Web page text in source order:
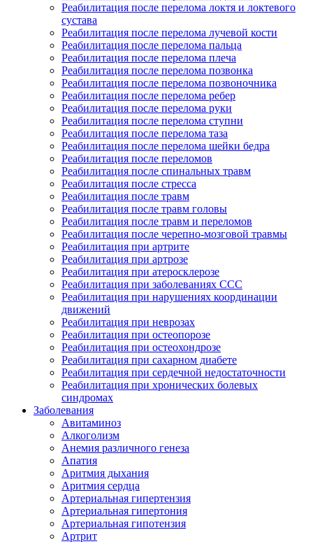
Реабилитация после перелома локтя и локтевого
сустава
Реабилитация после перелома лучевой кости
Реабилитация после перелома пальца
Реабилитация после перелома плеча
Реабилитация после перелома позвонка
Реабилитация после перелома позвоночника
Реабилитация после перелома ребер
Реабилитация после перелома руки
Реабилитация после перелома ступни
Реабилитация после перелома таза
Реабилитация после перелома шейки бедра
Реабилитация после переломов
Реабилитация после спинальных травм
Реабилитация после стресса
Реабилитация после травм
Реабилитация после травм головы
Реабилитация после травм и переломов
Реабилитация после черепно-мозговой травмы
Реабилитация при артрите
Реабилитация при артрозе
Реабилитация при атеросклерозе
Реабилитация при заболеваниях ССС
Реабилитация при нарушениях координации
движений
Реабилитация при неврозах
Реабилитация при остеопорозе
Реабилитация при остеохондрозе
Реабилитация при сахарном диабете
Реабилитация при сердечной недостаточности
Реабилитация при хронических болевых
синдромах
Заболевания
Авитаминоз
Алкоголизм
Анемия различного генеза
Апатия
Аритмия дыхания
Аритмия сердца
Артериальная гипертензия
Артериальная гипертония
Артериальная гипотензия
Артрит